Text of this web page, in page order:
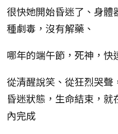
很快她開始昏迷了、身體
種劇毒，沒有解藥、
哪年的端午節，死神，快
從清醒說笑、從狂烈哭聲
昏迷狀態，生命結束，就
內完成